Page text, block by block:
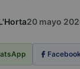
20 mayo